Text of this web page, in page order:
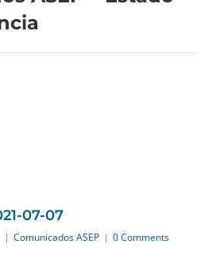
07-07
| Comunicados ASEP | 0 Comments